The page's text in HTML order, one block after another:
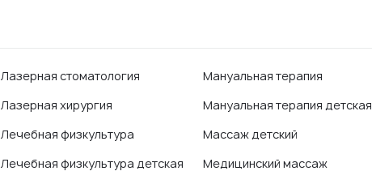
Лазерная стоматология
Лазерная хирургия
Лечебная физкультура
Лечебная физкультура детская
Мануальная терапия
Мануальная терапия детская
Массаж детский
Медицинский массаж